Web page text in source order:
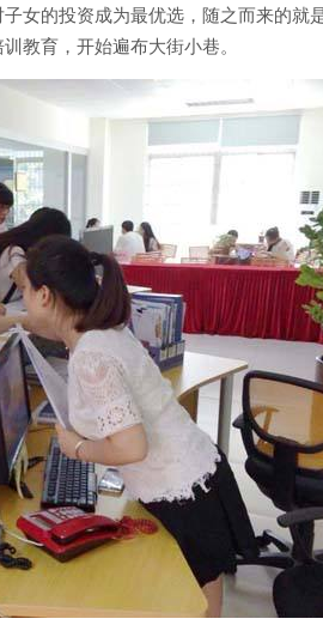
女的投资成为最优选，随之而来的就
教育，开始遍布大街小巷。